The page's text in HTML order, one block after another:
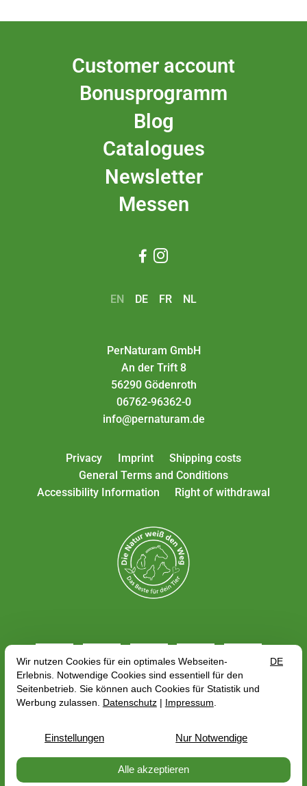
Customer account
Bonusprogramm
Blog
Catalogues
Newsletter
Messen
 
EN DE FR NL
PerNaturam GmbH
An der Trift 8
56290 Gödenroth
06762-96362-0
info@pernaturam.de
Privacy Imprint
Shipping costs
General Terms and Conditions
Accessibility Information
Right of withdrawal
All rates include VAT plusshipping costs
with regard to the VAT rate of the country of delivery.
© 2026 — PerNaturam GmbH